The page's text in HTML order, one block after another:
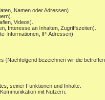
Namen oder Adressen).
Videos).
Interesse an Inhalten, Zugriffszeiten).
Informationen, IP-Adressen).
(Nachfolgend bezeichnen wir die
seiner Funktionen und Inhalte.
mit Nutzern.